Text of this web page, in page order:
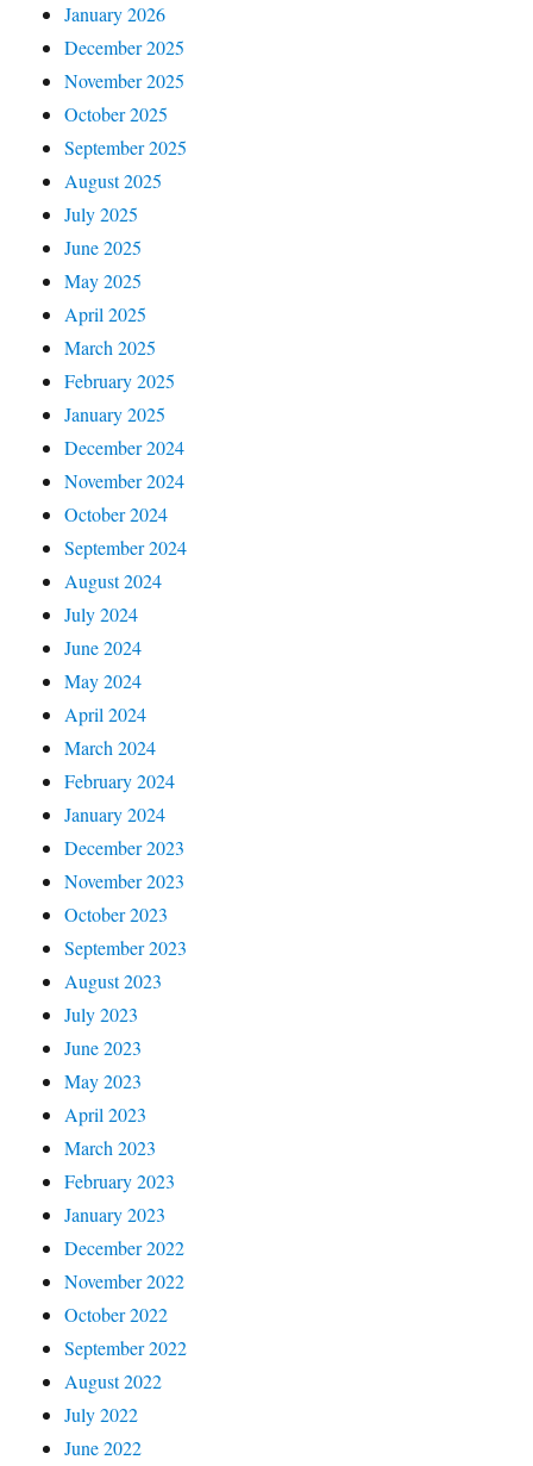
January 2026
December 2025
November 2025
October 2025
September 2025
August 2025
July 2025
June 2025
May 2025
April 2025
March 2025
February 2025
January 2025
December 2024
November 2024
October 2024
September 2024
August 2024
July 2024
June 2024
May 2024
April 2024
March 2024
February 2024
January 2024
December 2023
November 2023
October 2023
September 2023
August 2023
July 2023
June 2023
May 2023
April 2023
March 2023
February 2023
January 2023
December 2022
November 2022
October 2022
September 2022
August 2022
July 2022
June 2022